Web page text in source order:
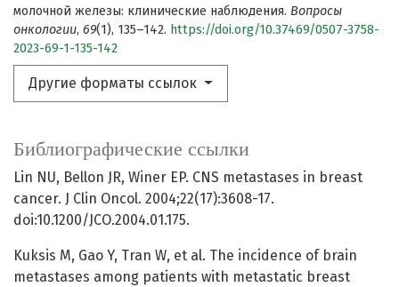
молочной железы: клинические наблюдения. Вопросы
онкологии, 69(1), 135–142. https://doi.org/10.37469/0507-3758-
2023-69-1-135-142
Другие форматы ссылок
Библиографические ссылки
Lin NU, Bellon JR, Winer EP. CNS metastases in breast
cancer. J Clin Oncol. 2004;22(17):3608-17.
doi:10.1200/JCO.2004.01.175.
Kuksis M, Gao Y, Tran W, et al. The incidence of brain
metastases among patients with metastatic breast